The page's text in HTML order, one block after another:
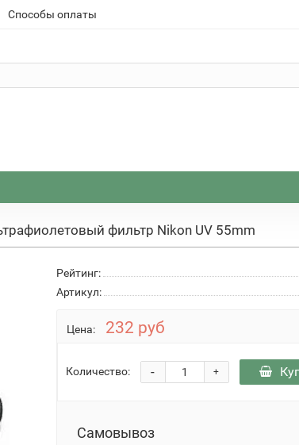
Способы оплаты
фильтр Nikon UV 55mm
Рейтинг:
Артикул:
Цена: 232 руб
Количество: +
-
Самовывоз